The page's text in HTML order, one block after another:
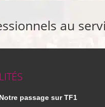
au
Notre passage sur TF1